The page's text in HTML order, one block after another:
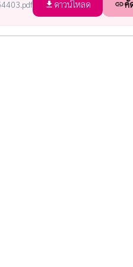
file_download ดาวน์โหลด linkคั